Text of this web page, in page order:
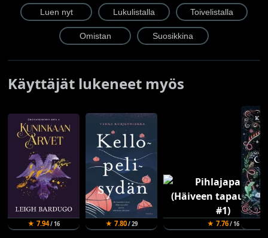
Käyttäjät lukeneet myös
★ 7.94/ 16 ★ 7.80/ 29 ★ 7.76/ 16